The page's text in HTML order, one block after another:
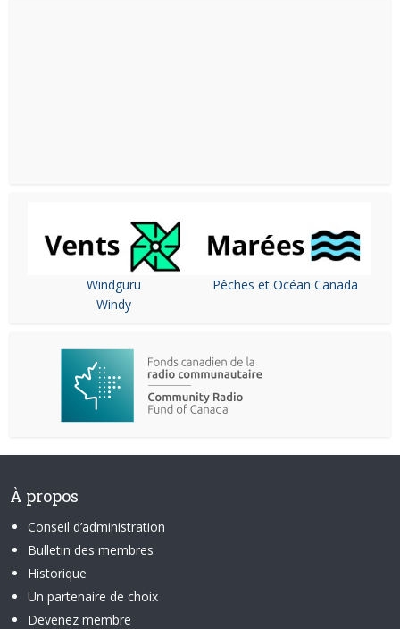
Windguru
Windy
Pêches et Océan Canada
À propos
Conseil d’administration
Bulletin des membres
Historique
Un partenaire de choix
Devenez membre